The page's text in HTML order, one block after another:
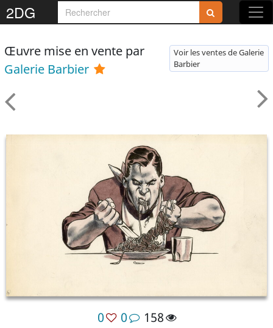
2DG
Œuvre mise en vente par
Galerie Barbier
Voir les ventes de Galerie
Barbier
0 0 158